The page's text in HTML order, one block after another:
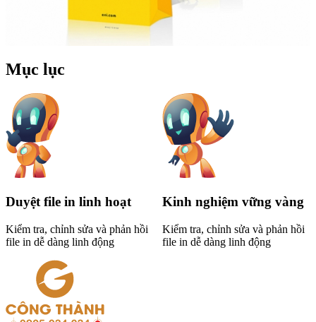
Mục lục
Duyệt file in linh hoạt
Kiểm tra, chỉnh sửa và phản hồi
file in dễ dàng linh động
Kinh nghiệm vững vàng
Kiểm tra, chỉnh sửa và phản hồi
file in dễ dàng linh động